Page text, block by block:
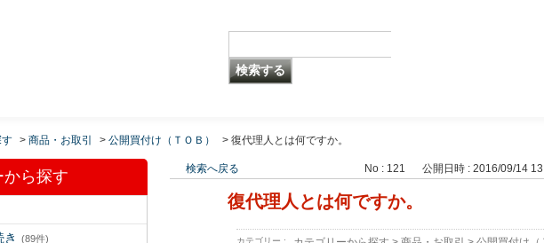
> 商品・お取引 > 公開買付け（ＴＯＢ） > 復代理人とは何ですか。
から探す
(89件)
検索へ戻る No : 121 公開日時 : 2016/09/14
復代理人とは何ですか。
カテゴリー :